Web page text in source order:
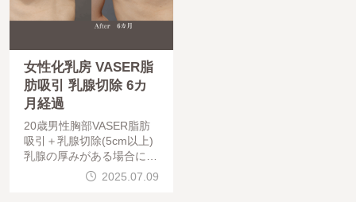
女性化乳房 VASER脂
肪吸引 乳腺切除 6カ
月経過
20歳男性胸部VASER脂肪
吸引＋乳腺切除(5cm以上)
乳腺の厚みがある場合には
、脂肪吸引のみでは胸の膨
らみが十分に解消されない
2025.07.09